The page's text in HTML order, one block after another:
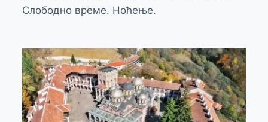
Слободно време. Ноћење.